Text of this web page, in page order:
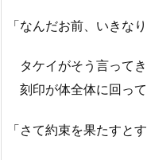
「なんだお前、いきな
タケイがそう言って
刻印が体全体に回って
「さて約束を果たすとす